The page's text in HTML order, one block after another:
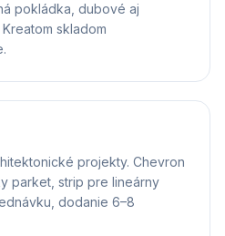
pokládka, dubové aj
skladom
projekty. Chevron
parket, strip pre lineárny
dodanie 6–8